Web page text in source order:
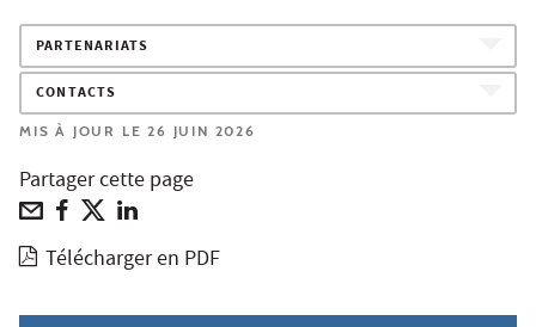
PARTENARIATS
CONTACTS
MIS À JOUR LE 26 JUIN 2026
Partager cette page
Télécharger en PDF